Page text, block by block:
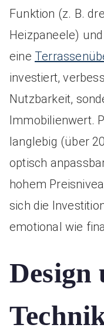
Funktion (z. B.
Heizpaneele)
eine
investiert,
Nutzbarkeit,
Immobilienwert.
langlebig (über
optisch
hohem
sich die
emotional wie
Design